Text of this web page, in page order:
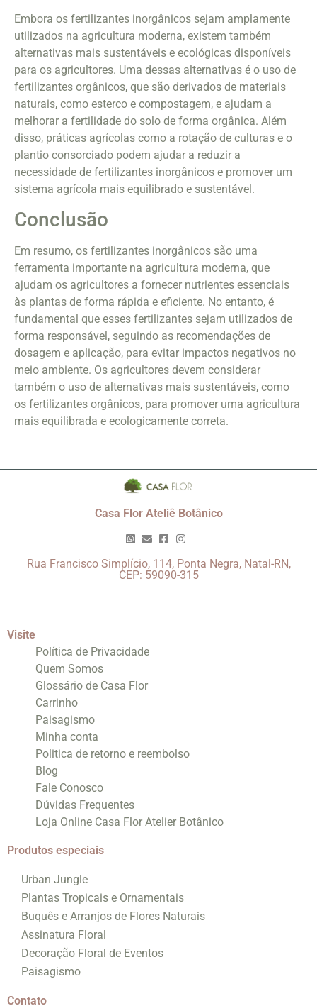
Embora os fertilizantes inorgânicos sejam amplamente
utilizados na agricultura moderna, existem também
alternativas mais sustentáveis e ecológicas disponíveis
para os agricultores. Uma dessas alternativas é o uso de
fertilizantes orgânicos, que são derivados de materiais
naturais, como esterco e compostagem, e ajudam a
melhorar a fertilidade do solo de forma orgânica. Além
disso, práticas agrícolas como a rotação de culturas e o
plantio consorciado podem ajudar a reduzir a
necessidade de fertilizantes inorgânicos e promover um
sistema agrícola mais equilibrado e sustentável.
Conclusão
Em resumo, os fertilizantes inorgânicos são uma
ferramenta importante na agricultura moderna, que
ajudam os agricultores a fornecer nutrientes essenciais
às plantas de forma rápida e eficiente. No entanto, é
fundamental que esses fertilizantes sejam utilizados de
forma responsável, seguindo as recomendações de
dosagem e aplicação, para evitar impactos negativos no
meio ambiente. Os agricultores devem considerar
também o uso de alternativas mais sustentáveis, como
os fertilizantes orgânicos, para promover uma agricultura
mais equilibrada e ecologicamente correta.
Casa Flor Ateliê Botânico
Rua Francisco Simplício, 114, Ponta Negra, Natal-RN,
CEP: 59090-315
Visite
Política de Privacidade
Quem Somos
Glossário de Casa Flor
Carrinho
Paisagismo
Minha conta
Politica de retorno e reembolso
Blog
Fale Conosco
Dúvidas Frequentes
Loja Online Casa Flor Atelier Botânico
Produtos especiais
Urban Jungle
Plantas Tropicais e Ornamentais
Buquês e Arranjos de Flores Naturais
Assinatura Floral
Decoração Floral de Eventos
Paisagismo
Contato